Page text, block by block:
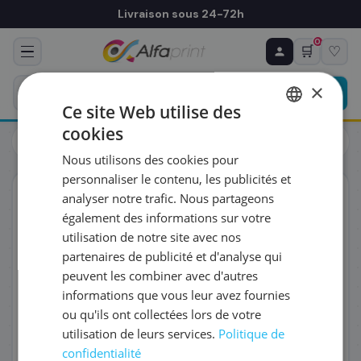
Livraison sous 24-72h
🛒
0
♡
Toners
Samsung
ORIGINAL
♻ COMMANDE RÉCURRENTE
Prévoyez & économisez
Programmez votre prochain achat — notre équipe
vous prépare un devis personnalisé
RÉFÉRENCE DU PRODUIT
FRÉQUENCE
QUANTITÉ PAR LIVRAISON
DATE DE PREMIÈRE LIVRAISON SOUHAITÉE
×
Ce site Web utilise des
cookies
Nous utilisons des cookies pour
personnaliser le contenu, les publicités et
analyser notre trafic. Nous partageons
également des informations sur votre
utilisation de notre site avec nos
partenaires de publicité et d'analyse qui
peuvent les combiner avec d'autres
informations que vous leur avez fournies
ou qu'ils ont collectées lors de votre
utilisation de leurs services. Politique de
confidentialité